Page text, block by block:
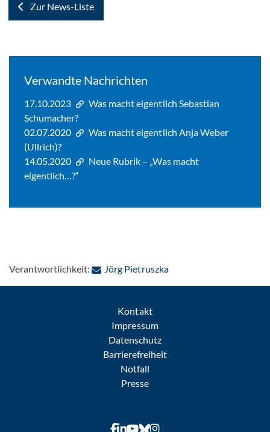
Zur News-Liste
Verwandte Nachrichten
17.10.2023
Was macht eigentlich Sebastian
Schumacher?
02.07.2020
Was macht eigentlich Anja Weber
(Ullrich)?
14.05.2020
Neue Rubrik – „Was macht
eigentlich…?“
Verantwortlichkeit: Jörg Pietruszka: Per E-Mail
Kontakt
Impressum
Datenschutz
Barrierefreiheit
Notfall
Presse